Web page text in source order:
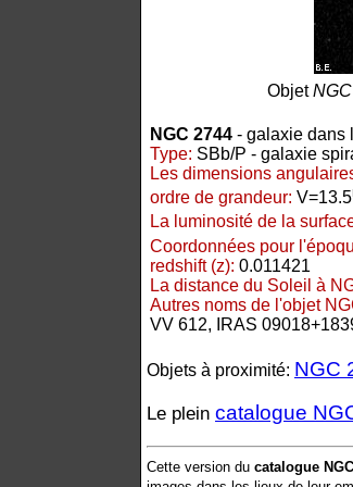
Objet
NGC 2744 - galaxie dans
Type: SBb/P - galaxie
Les dimensions
ordre de grandeur: V=13.5
La luminosité de la
Coordonnées pour
redshift (z): 0.011421
La distance du Soleil à
Autres noms de l'objet
VV 612, IRAS
Objets à proximité: NGC
Le plein catalogue
Cette version du catalogue NGC